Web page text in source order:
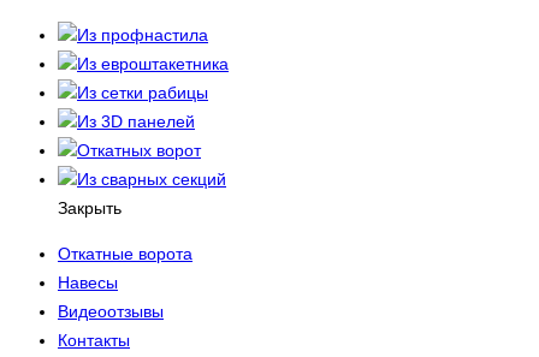
Из профнастила
Из евроштакетника
Из сетки рабицы
Из 3D панелей
Откатных ворот
Из сварных секций
Закрыть
Откатные ворота
Навесы
Видеоотзывы
Контакты